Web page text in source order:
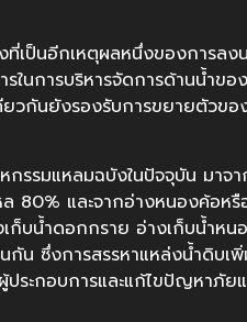
ที่เป็นอีกเหตุผลหนึ่งของการล
ในการบริหารจัดการด้านน้ำขอ
วกันยังรองรับการขยายตัวขอ
รรมแหลมฉบังในปัจจุบัน มาจ
80% และจากอ่างหนองค้อหรื
บน้ำดอกกราย อ่างเก็บน้ำหน
น ซึ่งการสรรหาแหล่งน้ำดิบเพิ่
ประกอบการและแก้ไขปัญหาภัย